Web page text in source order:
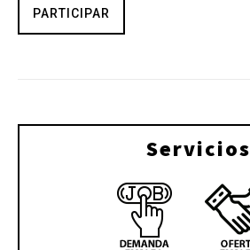
PARTICIPAR
Servicios